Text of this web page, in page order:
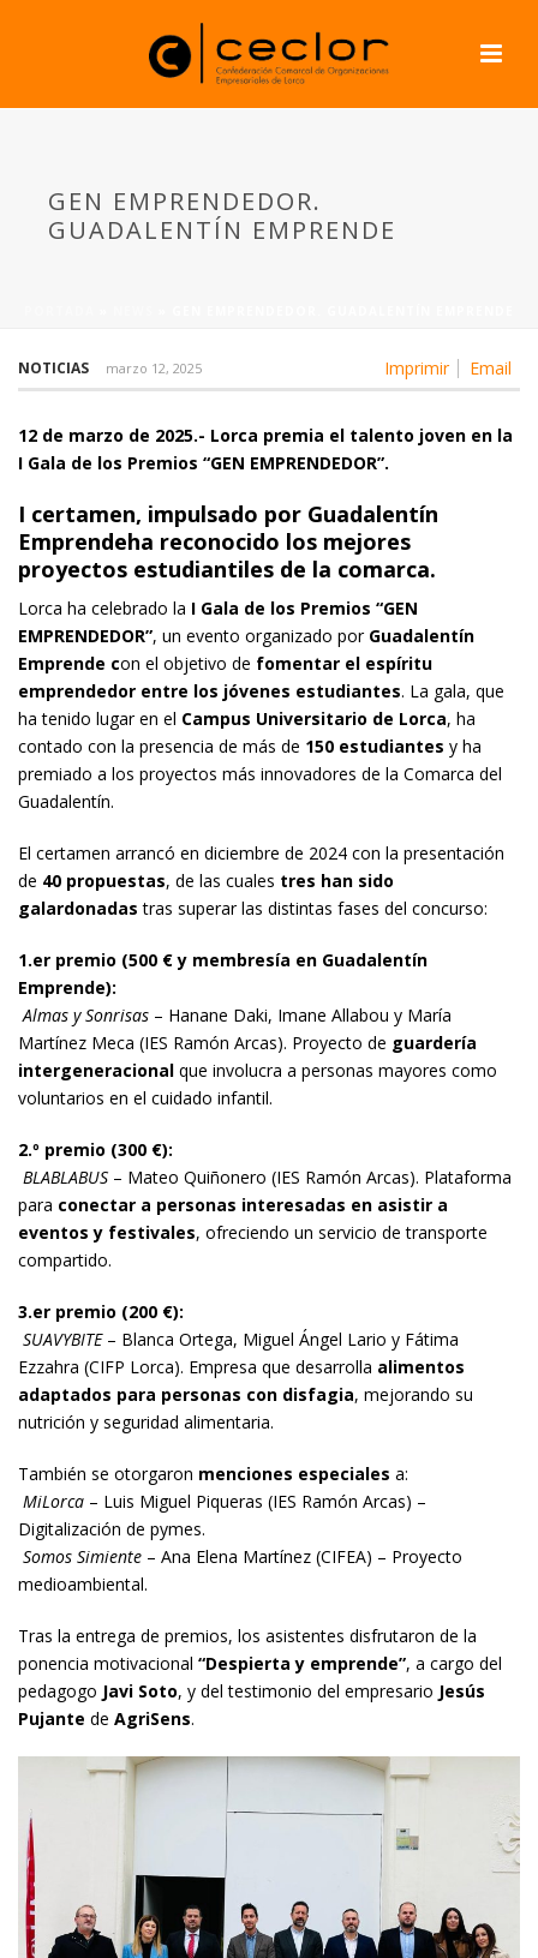
GEN EMPRENDEDOR.
GUADALENTÍN EMPRENDE
Imprimir Email
NOTICIAS marzo 12, 2025
12 de marzo de 2025.- Lorca premia el talento joven en la
I Gala de los Premios “GEN EMPRENDEDOR”.
I certamen, impulsado por Guadalentín
Emprendeha reconocido los mejores
proyectos estudiantiles de la comarca.
Lorca ha celebrado la I Gala de los Premios “GEN
EMPRENDEDOR”, un evento organizado por Guadalentín
Emprende con el objetivo de fomentar el espíritu
emprendedor entre los jóvenes estudiantes. La gala, que
ha tenido lugar en el Campus Universitario de Lorca, ha
contado con la presencia de más de 150 estudiantes y ha
premiado a los proyectos más innovadores de la Comarca del
Guadalentín.
El certamen arrancó en diciembre de 2024 con la presentación
de 40 propuestas, de las cuales tres han sido
galardonadas tras superar las distintas fases del concurso:
1.er premio (500 € y membresía en Guadalentín
Emprende):
Almas y Sonrisas – Hanane Daki, Imane Allabou y María
Martínez Meca (IES Ramón Arcas). Proyecto de guardería
intergeneracional que involucra a personas mayores como
voluntarios en el cuidado infantil.
2.º premio (300 €):
BLABLABUS – Mateo Quiñonero (IES Ramón Arcas). Plataforma
para conectar a personas interesadas en asistir a
eventos y festivales, ofreciendo un servicio de transporte
compartido.
3.er premio (200 €):
SUAVYBITE– Blanca Ortega, Miguel Ángel Lario y Fátima
Ezzahra (CIFP Lorca). Empresa que desarrolla alimentos
adaptados para personas con disfagia, mejorando su
nutrición y seguridad alimentaria.
También se otorgaron menciones especiales a:
MiLorca – Luis Miguel Piqueras (IES Ramón Arcas) –
Digitalización de pymes.
Somos Simiente – Ana Elena Martínez (CIFEA) – Proyecto
medioambiental.
Tras la entrega de premios, los asistentes disfrutaron de la
ponencia motivacional “Despierta y emprende”, a cargo del
pedagogo Javi Soto, y del testimonio del empresario Jesús
Pujante de AgriSens.